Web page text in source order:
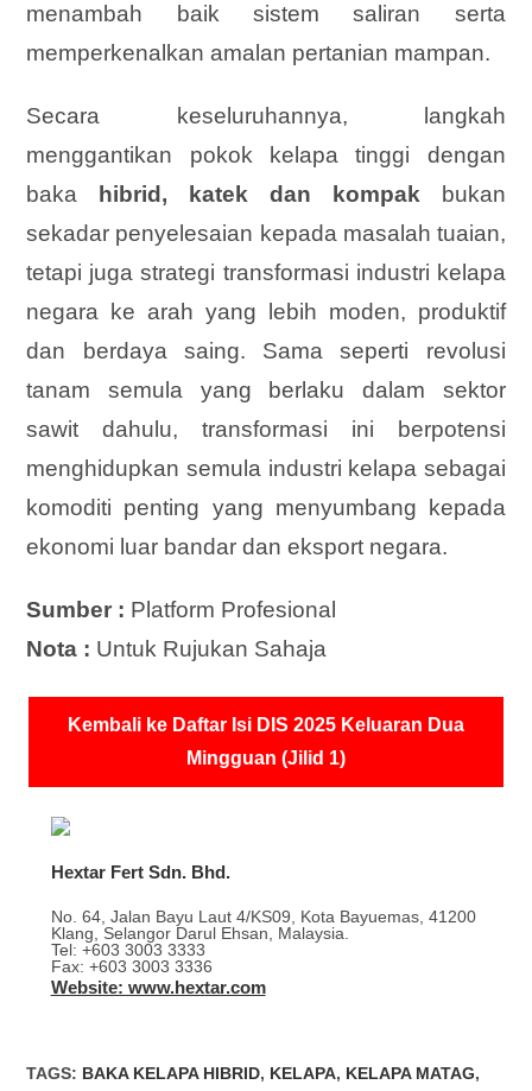
menambah baik sistem saliran serta
memperkenalkan amalan pertanian mampan.
Secara keseluruhannya, langkah
menggantikan pokok kelapa tinggi dengan
baka
hibrid, katek dan kompakbukan
sekadar penyelesaian kepada masalah tuaian,
tetapi juga strategi transformasi industri kelapa
negara ke arah yang lebih moden, produktif
dan berdaya saing. Sama seperti revolusi
tanam semula yang berlaku dalam sektor
sawit dahulu, transformasi ini berpotensi
menghidupkan semula industri kelapa sebagai
komoditi penting yang menyumbang kepada
ekonomi luar bandar dan eksport negara.
Sumber : Platform Profesional
Nota : Untuk Rujukan Sahaja
Kembali ke Daftar Isi DIS 2025 Keluaran Dua
Mingguan (Jilid 1)
Hextar Fert Sdn. Bhd.
No. 64, Jalan Bayu Laut 4/KS09, Kota Bayuemas, 41200
Klang, Selangor Darul Ehsan, Malaysia.
Tel: +603 3003 3333
Fax: +603 3003 3336
Website: www.hextar.com
TAGS: BAKA KELAPA HIBRID, KELAPA, KELAPA MATAG,